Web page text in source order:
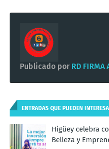
Publicado por RD FIRMA
ENTRADAS QUE PUEDEN
Higüey celebra
Belleza y